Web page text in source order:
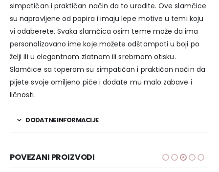
simpatičan i praktičan način da to uradite. Ove slamčice
su napravljene od papira i imaju lepe motive u temi koju
vi odaberete. Svaka slamčica osim teme može da ima
personalizovano ime koje možete odštampati u boji po
želji ili u elegantnom zlatnom ili srebrnom otisku.
Slamčice sa toperom su simpatičan i praktičan način da
pijete svoje omiljeno piće i dodate mu malo zabave i
ličnosti.
DODATNE INFORMACIJE
POVEZANI PROIZVODI